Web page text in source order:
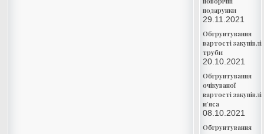
подарунки
29.11.2021
Обгрунтування
вартості закупівлі
труби
20.10.2021
Обгрунтування
очікуваної
вартості закупівлі
м’яса
08.10.2021
Обгрунтування